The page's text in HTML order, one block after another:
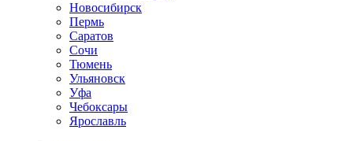
Новосибирск
Пермь
Саратов
Сочи
Тюмень
Ульяновск
Уфа
Чебоксары
Ярославль